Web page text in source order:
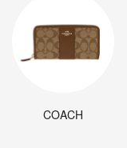
COACH